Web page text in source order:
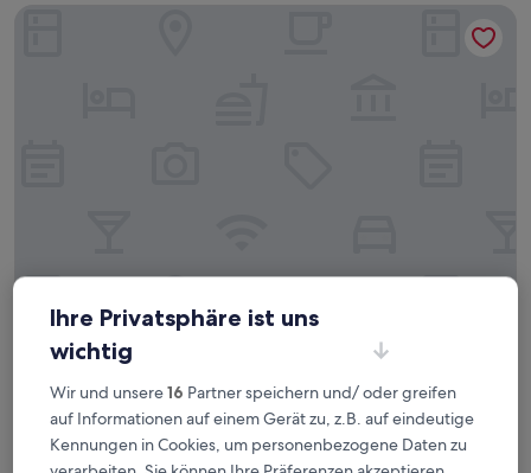
Quint's Travelers Inn
Quint's Travelers Inn
3.0-
Unterkunft
von
Außergewöhnlich,
9,4/10 Außergewöhnlich (531 Bewertungen)
Der
Preis
71 €
inkl. Steuern & Gebühren
Quint's Travelers Inn
Ihre Privatsphäre ist uns
wichtig
Wir und unsere16 Partner speichern und/ oder greifen
auf Informationen auf einem Gerät zu, z.B. auf eindeutige
Kennungen in Cookies, um personenbezogene Daten zu